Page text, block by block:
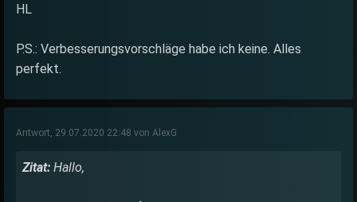
HL
P.S.: Verbesserungsvorschläge habe ich keine. Alles
perfekt.
Antwort, 29.07.2020 22:48 von AlexG
Zitat: Hallo,